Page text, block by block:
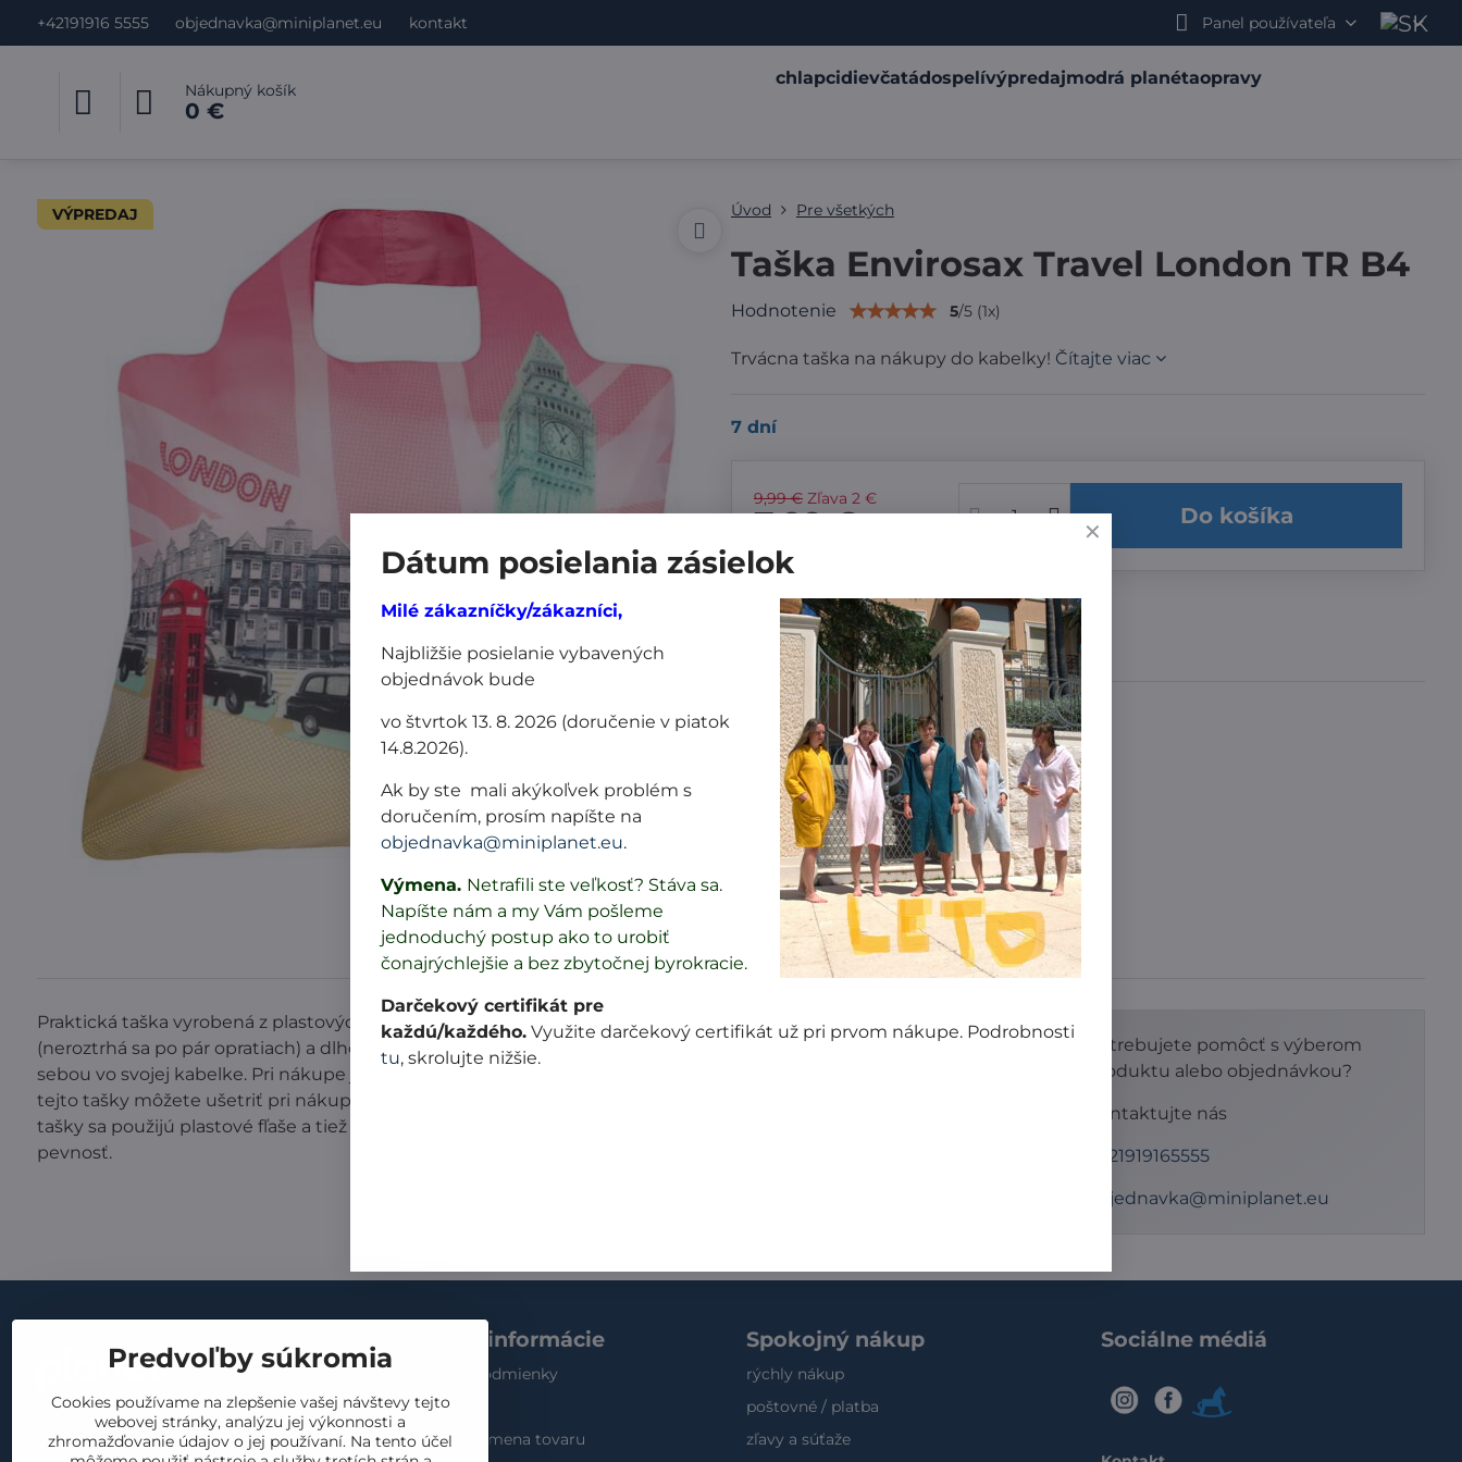
+42191916 5555 objednavka@miniplanet.eu kontakt Panel používateľa
Nákupný košík
0 €
chlapcidievčatádospelívýpredajmodrá planétaopravy
VÝPREDAJ Úvod Pre všetkých
Taška Envirosax Travel London TR B4
Hodnotenie 5/5(1x)
Trvácna taška na nákupy do kabelky! Čítajte viac
7 dní
9,99 € Zľava 2 €
7,99 € Do košíka
Pridať k Obľúbeným Doručenia
Výrobca:Envirosax Europe
Nákup za:
60,99 € doručíme za 3,99 €
61 € doručíme za 1,99 €
101 € a viac doručíme zadarmo!
Popis Recenzie Diskusia 0
Praktická taška vyrobená z plastových fliaš. Má unikátny dizajn a neprekonateľnú nosnosť až 20 kg. Je pevná
(neroztrhá sa po pár opratiach) a dlho vydrží. Môžete ju prať. Dá sa zložiť do malého uzlíčka. Môžete ju mať vždy so
sebou vo svojej kabelke. Pri nákupe ju rozložíte a nemusíte kupovať nekvalitné igelitky v obchode. Pri používaní
tejto tašky môžete ušetriť pri nákupoch až 6 000 igelitových tašiek. Prírodu pomáhate chrániť tým, že na výrobu
tašky sa použijú plastové fľaše a tiež tým, že nepoužívate iglitky. Tašky boli testované výrobcom na bezpečnosť a
pevnosť.
Potrebujete pomôcť s výberom
produktu alebo objednávkou?
Kontaktujte nás
+421919165555
objednavka@miniplanet.eu
kontakt
náš príbeh
Dôležité informácie
obchodné podmienky
GDPR
vrátenie a výmena tovaru
Spokojný nákup
rýchly nákup
poštovné / platba
zľavy a súťaže
Sociálne médiá
IG FB
Modry
Predvoľby súkromia
Cookies používame na zlepšenie vašej návštevy tejto
webovej stránky, analýzu jej výkonnosti a
zhromažďovanie údajov o jej používaní. Na tento účel
Dátum posielania zásielok
Milé zákazníčky/zákazníci,
Najbližšie posielanie vybavených
objednávok bude
vo štvrtok 13. 8. 2026 (doručenie v piatok
14.8.2026).
Ak by ste mali akýkoľvek problém s
doručením, prosím napíšte na
objednavka@miniplanet.eu.
Výmena. Netrafili ste veľkosť? Stáva sa.
Napíšte nám a my Vám pošleme
jednoduchý postup ako to urobiť
čonajrýchlejšie a bez zbytočnej byrokracie.
Darčekový certifikát pre
každú/každého. Využite darčekový certifikát už pri prvom nákupe. Podrobnosti
tu, skrolujte nižšie.